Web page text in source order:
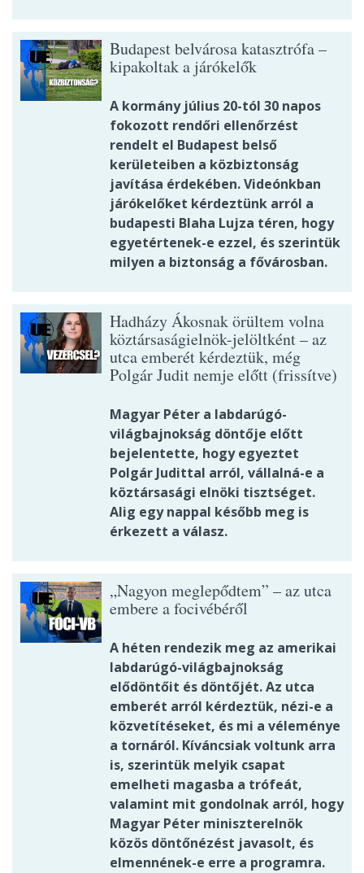
Budapest belvárosa katasztrófa –
kipakoltak a járókelők
A kormány július 20-tól 30 napos
fokozott rendőri ellenőrzést
rendelt el Budapest belső
kerületeiben a közbiztonság
javítása érdekében. Videónkban
járókelőket kérdeztünk arról a
budapesti Blaha Lujza téren, hogy
egyetértenek-e ezzel, és szerintük
milyen a biztonság a fővárosban.
Hadházy Ákosnak örültem volna
köztársaságielnök-jelöltként – az
utca emberét kérdeztük, még
Polgár Judit nemje előtt (frissítve)
Magyar Péter a labdarúgó-
világbajnokság döntője előtt
bejelentette, hogy egyeztet
Polgár Judittal arról, vállalná-e a
köztársasági elnöki tisztséget.
Alig egy nappal később meg is
érkezett a válasz.
„Nagyon meglepődtem” – az utca
embere a focivébéről
A héten rendezik meg az amerikai
labdarúgó-világbajnokság
elődöntőit és döntőjét. Az utca
emberét arról kérdeztük, nézi-e a
közvetítéseket, és mi a véleménye
a tornáról. Kíváncsiak voltunk arra
is, szerintük melyik csapat
emelheti magasba a trófeát,
valamint mit gondolnak arról, hogy
Magyar Péter miniszterelnök
közös döntőnézést javasolt, és
elmennének-e erre a programra.